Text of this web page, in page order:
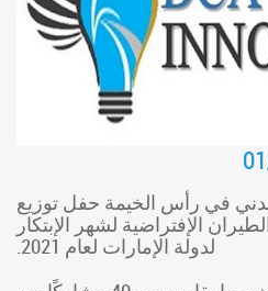
في رأس الخيمة حفل توزيع
الإفتراضية لشهر الإبتكار
لدولة الإمارات لعام 2021.